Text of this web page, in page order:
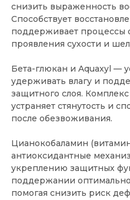
снизить выраженность
Способствует
поддерживает процессы
проявления сухости и
Бета-глюкан и Aquaxyl —
удерживать влагу и
защитного слоя.
устраняет стянутость и
после обезвоживания.
Цианокобаламин
антиоксидантные
укреплению защитных
поддержании
помогая снизить риск